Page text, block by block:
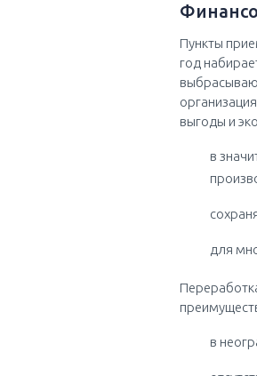
Пункты
год
выгоды и
в
для
в